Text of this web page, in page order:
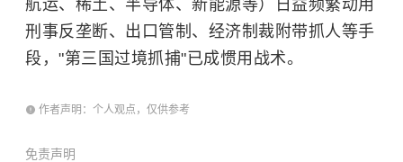
航运、稀土、半导体、新能源等）日益频繁动用
刑事反垄断、出口管制、经济制裁附带抓人等手
段，"第三国过境抓捕"已成惯用战术。
作者声明：个人观点，仅供参考
免责声明